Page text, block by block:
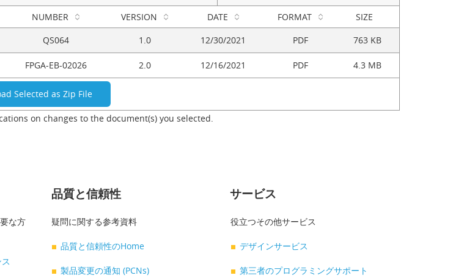
NUMBER VERSION DATE FORMAT SIZE
QS064 1.0 12/30/2021 PDF 763 KB
FPGA-EB-02026 2.0 12/16/2021 PDF 4.3 MB
on changes to the document(s) you selected.
な方
品質と信頼性
疑問に関する参考資料
品質と信頼性のHome
製品変更の通知 (PCNs)
サービス
役立つその他サービス
デザインサービス
第三者のプログラミングサポート